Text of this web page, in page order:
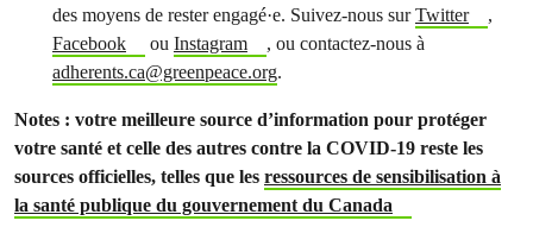
des moyens de rester engagé·e. Suivez-nous surTwitter
,
Facebook
ou Instagram
, ou contactez-nous à
adherents.ca@greenpeace.org.
Notes : votre meilleure source d’information pour protéger
votre santé et celle des autres contre la COVID-19 reste les
sources officielles, telles que les ressources de sensibilisation à
la santé publique du gouvernement du Canada